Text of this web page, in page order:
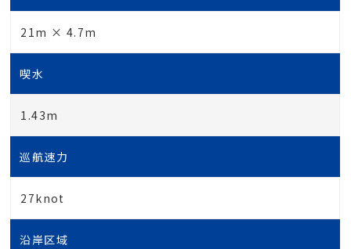
21m × 4.7m
喫水
1.43m
巡航速力
27knot
沿岸区域